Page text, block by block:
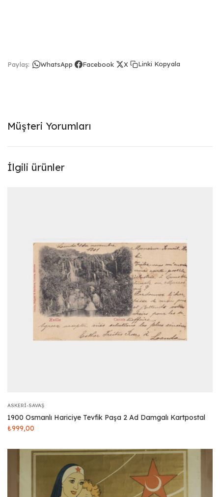
Paylaş: WhatsApp Facebook X Linki Kopyala
Müşteri Yorumları
İlgili ürünler
ASKERI-SAVAŞ
1900 Osmanlı Hariciye Tevfik Paşa 2 Ad Damgalı Kartpostal
₺999,00